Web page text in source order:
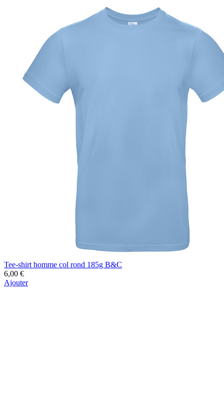
Tee-shirt homme col rond 185g B&C
6,00 €
Ajouter